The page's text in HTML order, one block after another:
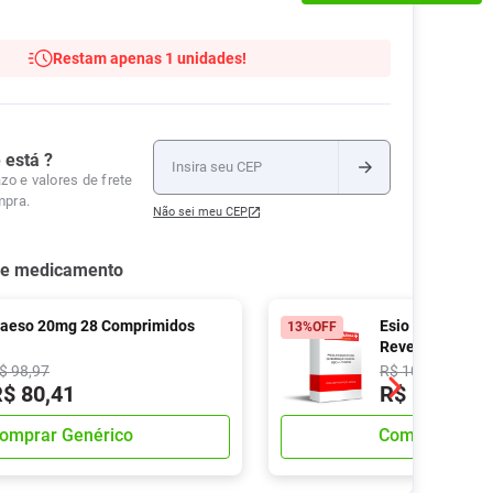
Umedecidas
Roupas Íntimas
Ver Tudo
Ver Tudo
Ver Tudo
Restam apenas 1 unidades!
está ?
e valores de frete
Não sei meu CEP
medicamento
20mg 28 Comprimidos
98,97
80,41
Genérico
13%OFF
Esio 20mg 28
Revestidos
R$102
R$
Comprar